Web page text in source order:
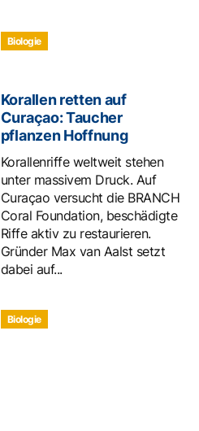
Biologie
Korallen retten auf
Curaçao: Taucher
pflanzen Hoffnung
Korallenriffe weltweit stehen
unter massivem Druck. Auf
Curaçao versucht die BRANCH
Coral Foundation, beschädigte
Riffe aktiv zu restaurieren.
Gründer Max van Aalst setzt
dabei auf...
Biologie